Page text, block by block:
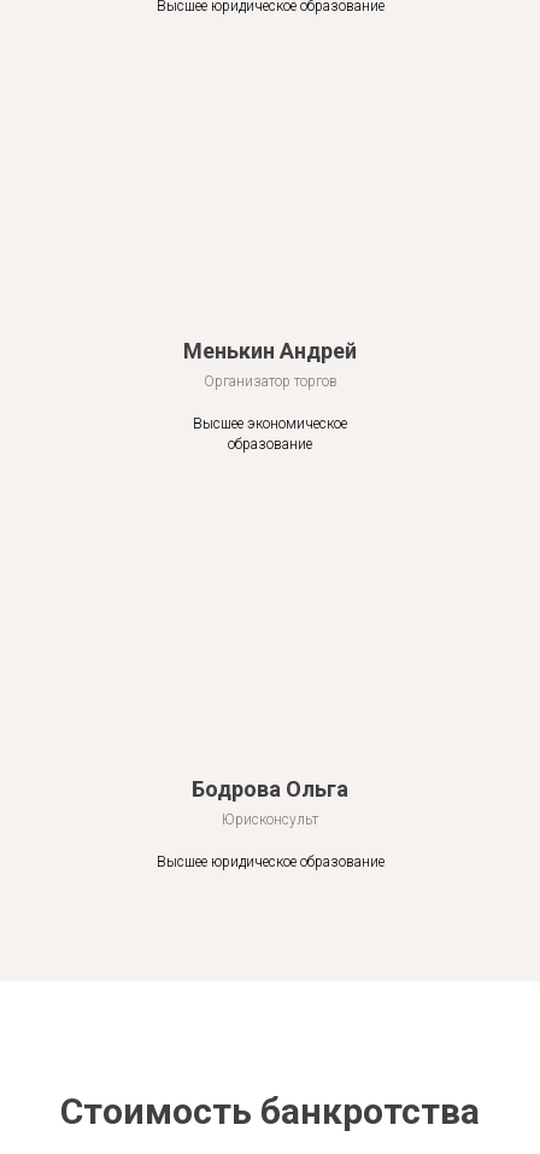
Высшее юридическое образование
Менькин Андрей
Организатор торгов
Высшее экономическое
образование
Бодрова Ольга
Юрисконсульт
Высшее юридическое образование
Стоимость банкротства